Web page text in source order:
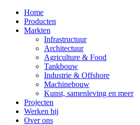
Home
Producten
Markten
Infrastructuur
Architectuur
Agriculture & Food
Tankbouw
Industrie & Offshore
Machinebouw
Kunst, samenleving en meer
Projecten
Werken bij
Over ons